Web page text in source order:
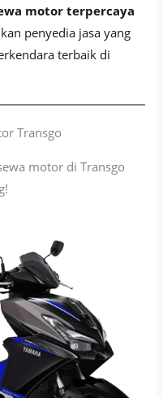
motor terpercaya
penyedia jasa yang
terbaik di
Transgo
motor di Transgo